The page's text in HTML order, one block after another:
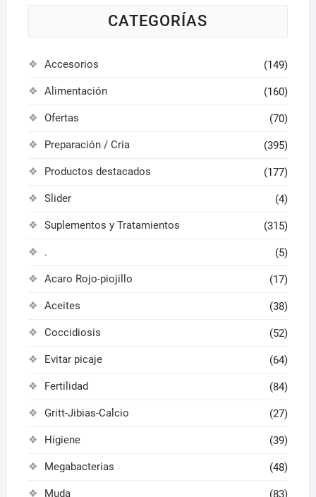
CATEGORÍAS
Accesorios (149)
Alimentación (160)
Ofertas (70)
Preparación / Cria (395)
Productos destacados (177)
Slider (4)
Suplementos y Tratamientos (315)
. (5)
Acaro Rojo-piojillo (17)
Aceites (38)
Coccidiosis (52)
Evitar picaje (64)
Fertilidad (84)
Gritt-Jibias-Calcio (27)
Higiene (39)
Megabacterias (48)
Muda (83)